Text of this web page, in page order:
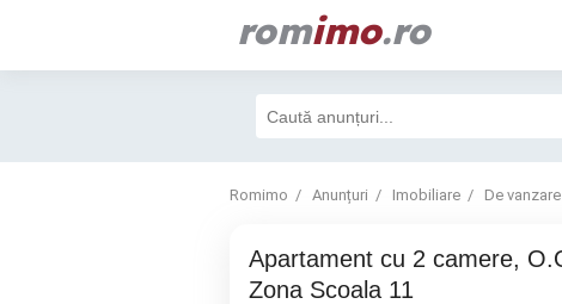
romimo.ro
Romimo Anunțuri Imobiliare De vanzare
Apartament cu 2 camere, O.Onicescu-
Zona Scoala 11